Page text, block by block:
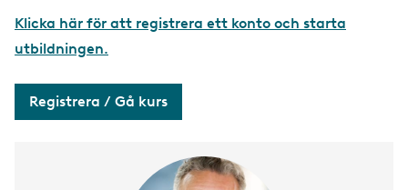
Klicka här för att registrera ett konto och starta
utbildningen.
Registrera / Gå kurs